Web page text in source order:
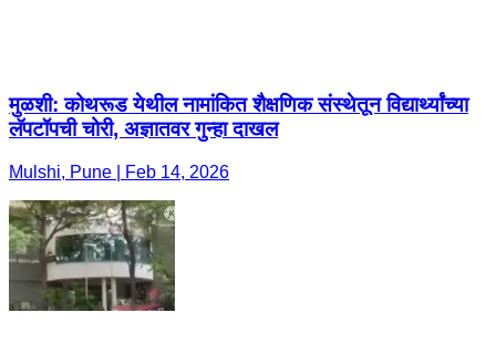
मुळशी: कोथरूड येथील नामांकित शैक्षणिक संस्थेतून विद्यार्थ्यांच्या
लॅपटॉपची चोरी, अज्ञातवर गुन्हा दाखल
Mulshi, Pune | Feb 14, 2026